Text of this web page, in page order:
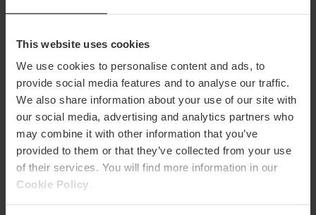
This website uses cookies
We use cookies to personalise content and ads, to
provide social media features and to analyse our traffic.
We also share information about your use of our site with
our social media, advertising and analytics partners who
may combine it with other information that you’ve
provided to them or that they’ve collected from your use
of their services. You will find more information in our
Cookie Policy